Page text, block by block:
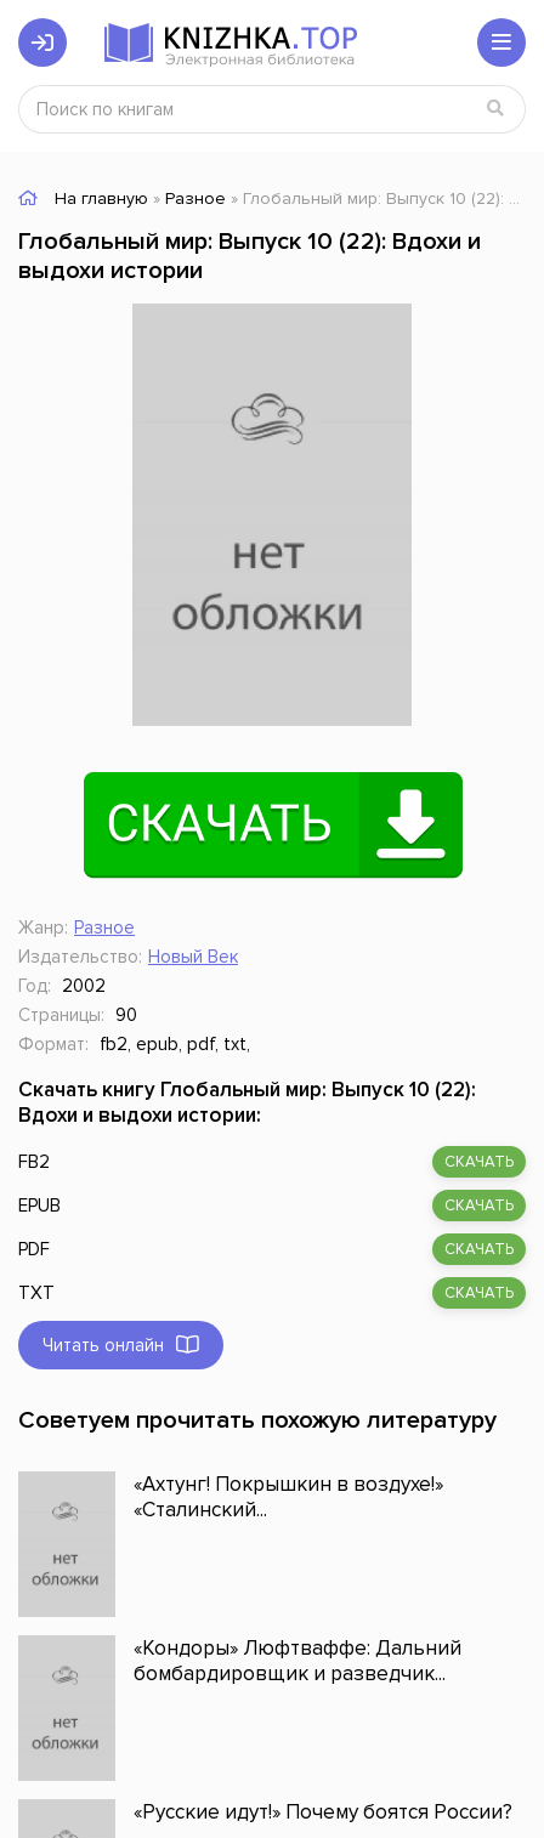
На главную » Разное » Глобальный мир: Выпуск 10 (22): Вдохи и выдохи истории
Глобальный мир: Выпуск 10 (22): Вдохи и
выдохи истории
Жанр: Разное
Издательство: Новый Век
Год:
2002
Страницы: 90
Формат:
fb2, epub, pdf, txt,
Скачать книгу Глобальный мир: Выпуск 10 (22):
Вдохи и выдохи истории:
FB2 СКАЧАТЬ
EPUB СКАЧАТЬ
PDF СКАЧАТЬ
TXT СКАЧАТЬ
Читать онлайн
Советуем прочитать похожую литературу
«Ахтунг! Покрышкин в воздухе!»
«Сталинский...
«Кондоры» Люфтваффе: Дальний
бомбардировщик и разведчик...
«Русские идут!» Почему боятся России?